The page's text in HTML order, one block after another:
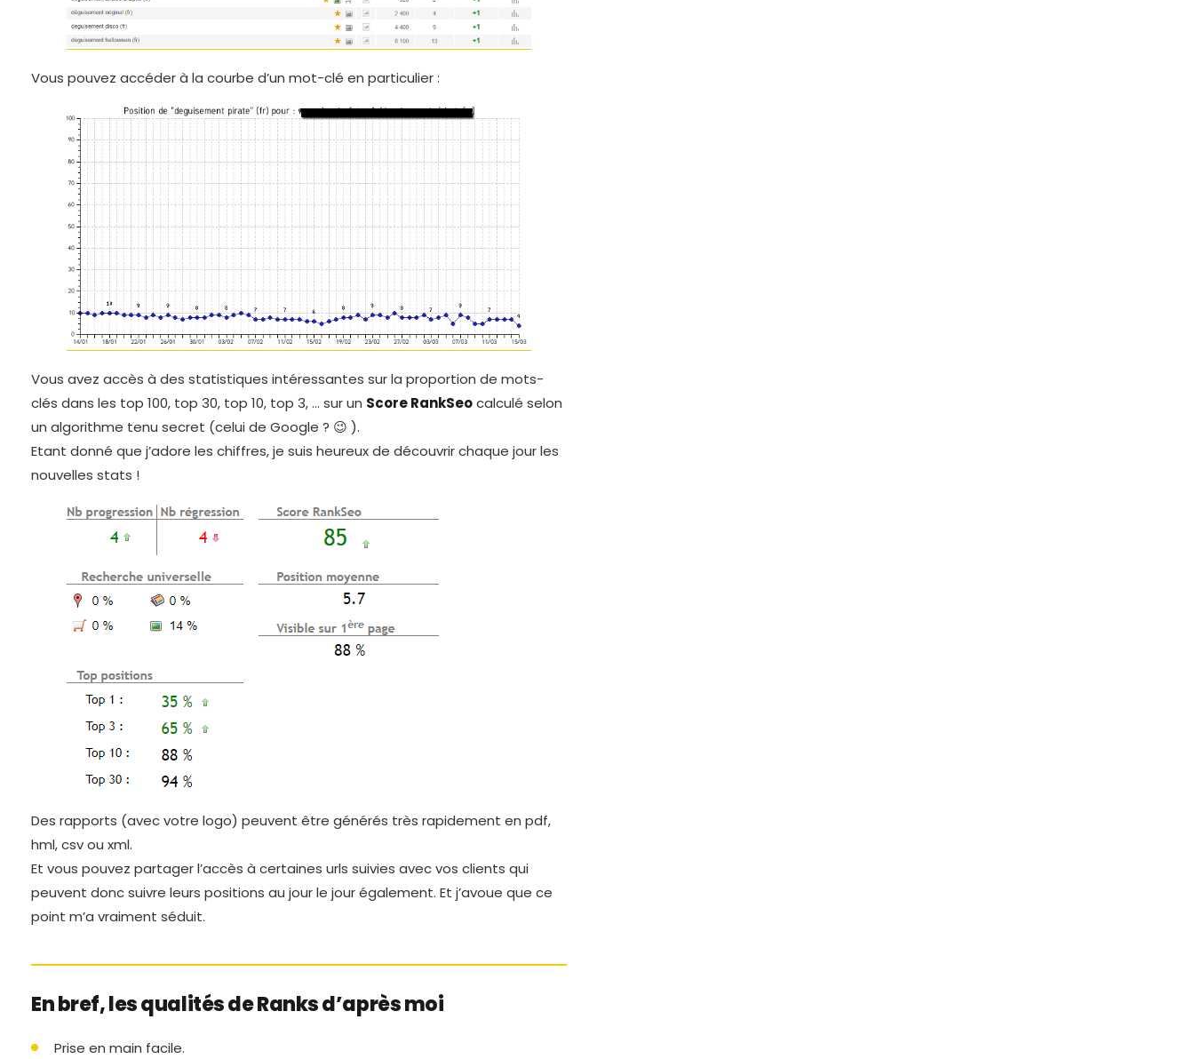
Vous pouvez accéder à la courbe d’un mot-clé en particulier :
Vous avez accès à des statistiques intéressantes sur la proportion de mots-
clés dans les top 100, top 30, top 10, top 3, … sur un Score RankSeocalculé selon
un algorithme tenu secret (celui de Google ? 😉 ).
Etant donné que j’adore les chiffres, je suis heureux de découvrir chaque jour les
nouvelles stats !
Des rapports (avec votre logo) peuvent être générés très rapidement en pdf,
hml, csv ou xml.
Et vous pouvez partager l’accès à certaines urls suivies avec vos clients qui
peuvent donc suivre leurs positions au jour le jour également. Et j’avoue que ce
point m’a vraiment séduit.
En bref, les qualités de Ranks d’après moi
Prise en main facile.